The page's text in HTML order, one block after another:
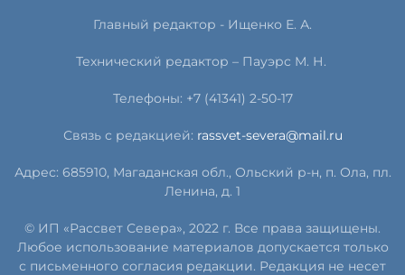
Главный редактор - Ищенко Е. А.
Технический редактор – Пауэрс М. Н.
Телефоны: +7 (41341) 2-50-17
Связь с редакцией: rassvet-severa@mail.ru
Адрес: 685910, Магаданская обл., Ольский р-н, п. Ола, пл.
Ленина, д. 1
© ИП «Рассвет Севера», 2022 г. Все права защищены.
Любое использование материалов допускается только
с письменного согласия редакции. Редакция не несет